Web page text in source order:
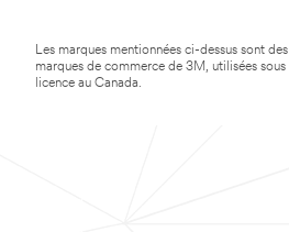
Les marques mentionnées ci-dessus sont des
marques de commerce de 3M, utilisées sous
licence au Canada.